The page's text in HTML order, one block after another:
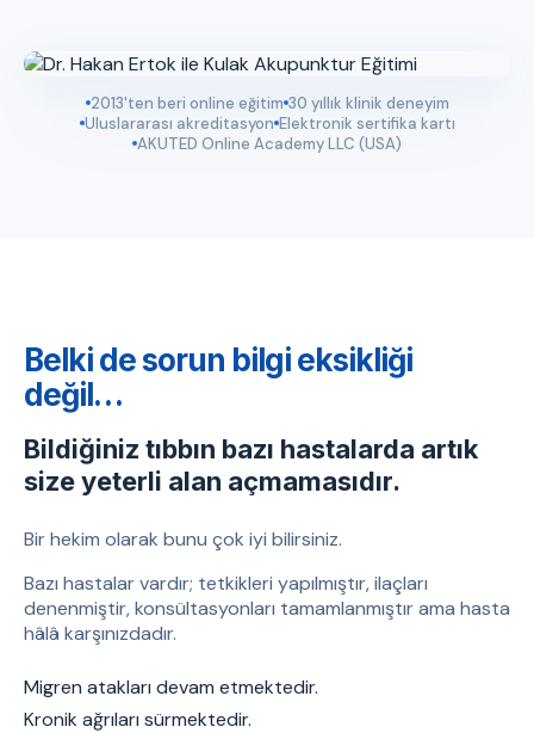
2013'ten beri online eğitim 30 yıllık klinik deneyim
Uluslararası akreditasyon Elektronik sertifika kartı
AKUTED Online Academy LLC (USA)
Belki de sorun bilgi eksikliği
değil…
Bildiğiniz tıbbın bazı hastalarda artık
size yeterli alan açmamasıdır.
Bir hekim olarak bunu çok iyi bilirsiniz.
Bazı hastalar vardır; tetkikleri yapılmıştır, ilaçları
denenmiştir, konsültasyonları tamamlanmıştır ama hasta
hâlâ karşınızdadır.
Migren atakları devam etmektedir.
Kronik ağrıları sürmektedir.